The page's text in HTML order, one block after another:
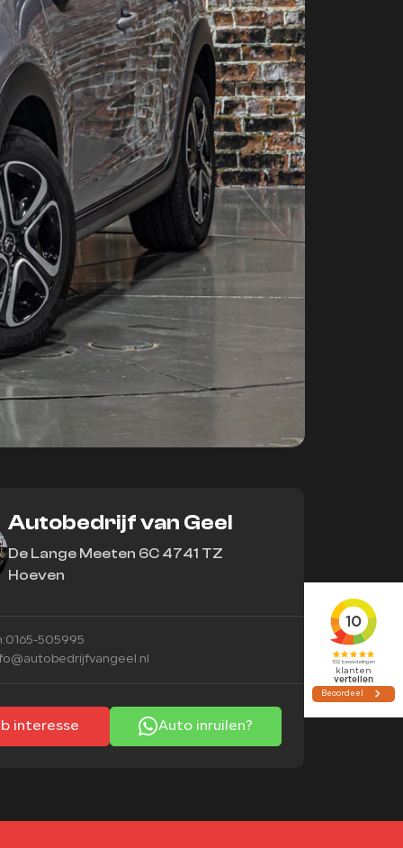
Autobedrijf van Geel
De Lange Meeten 6C 4741 TZ
Hoeven
0165-505995
interesse Auto inruilen?